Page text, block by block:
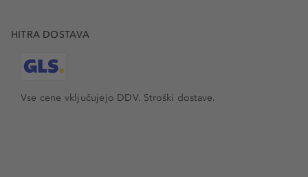
HITRA DOSTAVA
Vse cene vključujejo DDV. Stroški dostave.